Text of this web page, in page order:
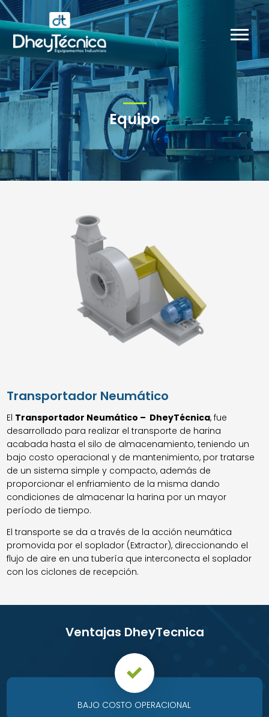
Equipo
Transportador Neumático
El Transportador Neumático – DheyTécnica, fue
desarrollado para realizar el transporte de harina
acabada hasta el silo de almacenamiento, teniendo un
bajo costo operacional y de mantenimiento, por tratarse
de un sistema simple y compacto, además de
proporcionar el enfriamiento de la misma dando
condiciones de almacenar la harina por un mayor
período de tiempo.
El transporte se da a través de la acción neumática
promovida por el soplador (Extractor), direccionando el
flujo de aire en una tubería que interconecta el soplador
con los ciclones de recepción.
Ventajas DheyTecnica
BAJO COSTO OPERACIONAL